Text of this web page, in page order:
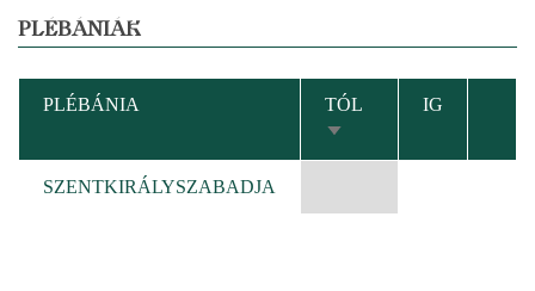
PLÉBÁNIÁK
PLÉBÁNIA
TÓL
NÖVEKVŐ
RENDEZÉS
IG
SZENTKIRÁLYSZABADJA